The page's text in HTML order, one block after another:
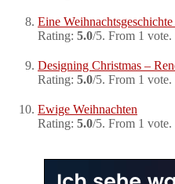
Eine
Rating: 5.0/5. From 1 vote.
Designing Christmas –
Rating: 5.0/5. From 1 vote.
Ewige Weihnachten
Rating: 5.0/5. From 1 vote.